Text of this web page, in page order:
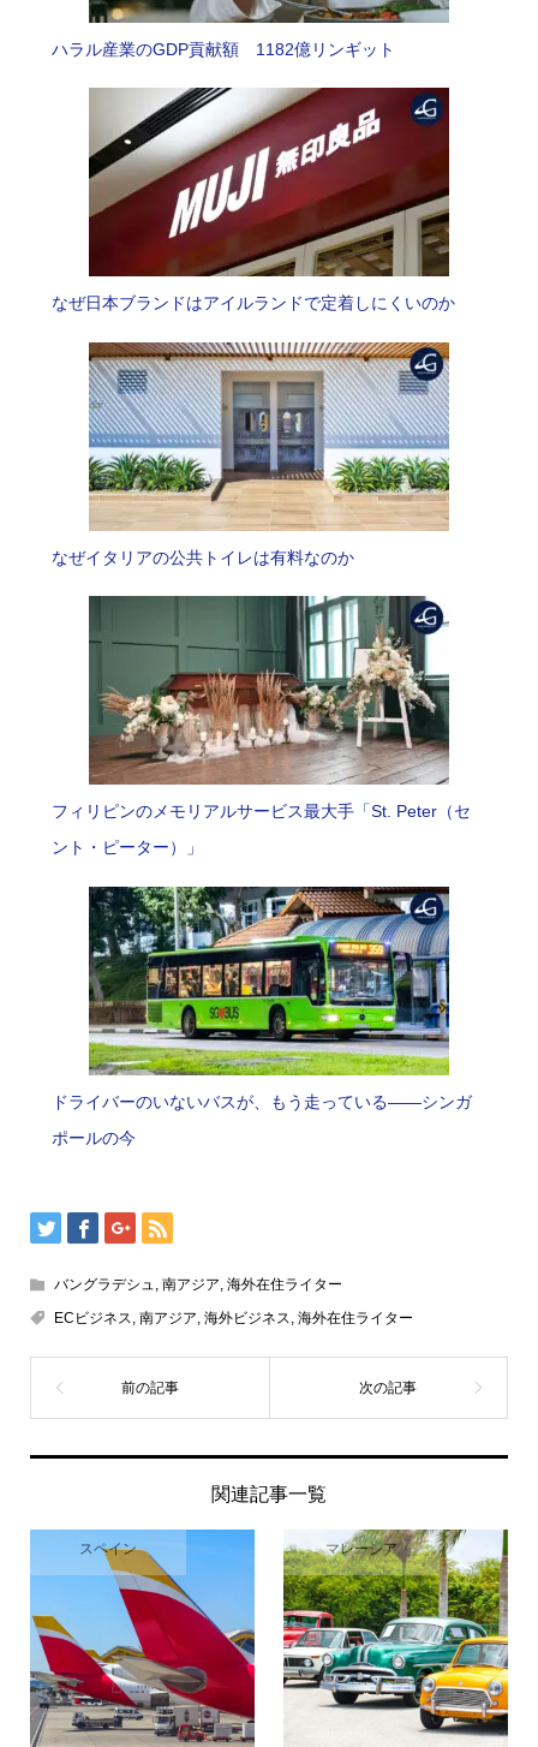
ハラル産業のGDP貢献額 1182億リンギット
なぜ日本ブランドはアイルランドで定着しにくいのか
なぜイタリアの公共トイレは有料なのか
フィリピンのメモリアルサービス最大手「St. Peter（セ
ント・ピーター）」
ドライバーのいないバスが、もう走っている――シンガ
ポールの今
バングラデシュ, 南アジア, 海外在住ライター
ECビジネス, 南アジア, 海外ビジネス, 海外在住ライター
関連記事一覧
スペイン マレーシア